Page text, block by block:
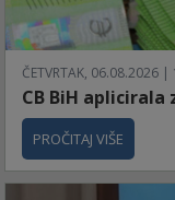
ČETVRTAK, 06.08.2026 |
CB BiH aplicirala
PROČITAJ VIŠE